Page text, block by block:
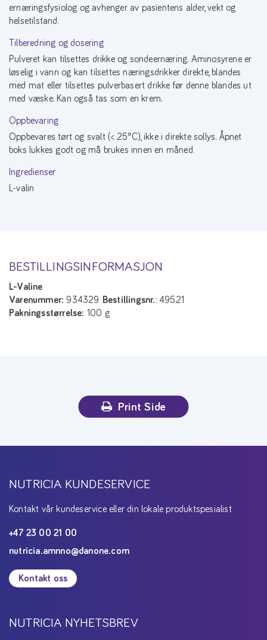
ernæringsfysiolog og avhenger av pasientens alder, vekt og
helsetilstand.
Tilberedning og dosering
Pulveret kan tilsettes drikke og sondeernæring. Aminosyrene er
løselig i vann og kan tilsettes næringsdrikker direkte, blandes
med mat eller tilsettes pulverbasert drikke før denne blandes ut
med væske. Kan også tas som en krem.
Oppbevaring
Oppbevares tørt og svalt (< 25°C), ikke i direkte sollys. Åpnet
boks lukkes godt og må brukes innen en måned.
Ingredienser
L-valin
BESTILLINGSINFORMASJON
L-Valine
Varenummer: 934329 Bestillingsnr.: 49521
Pakningsstørrelse: 100 g
Print Side
NUTRICIA KUNDESERVICE
Kontakt vår kundeservice eller din lokale produktspesialist
+47 23 00 21 00
nutricia.amnno@danone.com
Kontakt oss
NUTRICIA NYHETSBREV